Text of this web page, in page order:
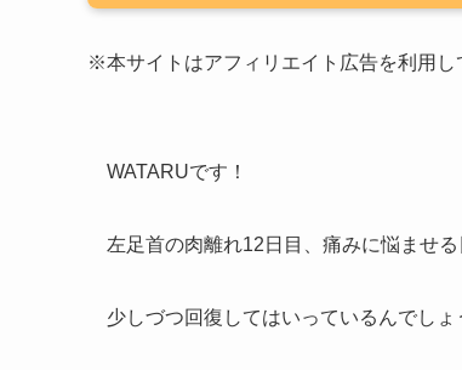
※本サイトはアフィリエイト広告を利用し
WATARUです！
左足首の肉離れ12日目、痛みに悩ませる
少しづつ回復してはいっているんでし